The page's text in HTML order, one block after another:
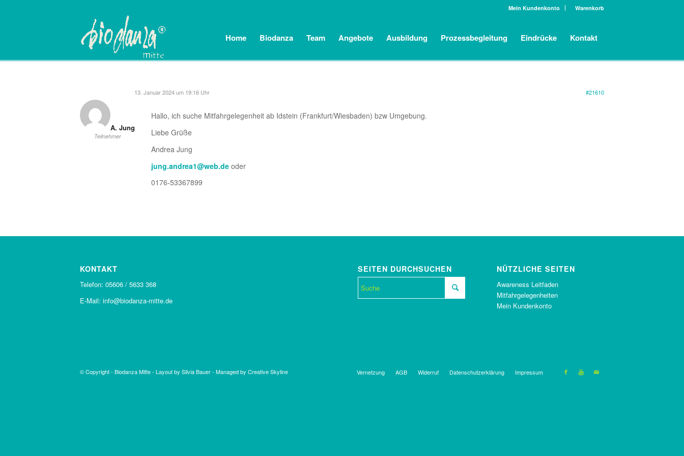
Mein Kundenkonto Warenkorb
Home Biodanza Team Angebote Ausbildung Prozessbegleitung Eindrücke Kontakt
13. Januar 2024 um 19:16 Uhr #21610
A. Jung
Teilnehmer
Hallo, ich suche Mitfahrgelegenheit ab Idstein (Frankfurt/Wiesbaden) bzw Umgebung.
Liebe Grüße
Andrea Jung
jung.andrea1@web.de oder
0176-53367899
KONTAKT
Telefon: 05606 / 5633 368
E-Mail: info@biodanza-mitte.de
SEITEN DURCHSUCHEN NÜTZLICHE SEITEN
Awareness Leitfaden
Mitfahrgelegenheiten
Mein Kundenkonto
© Copyright - Biodanza Mitte- Layout by Silvia Bauer- Managed by Creative Skyline Vernetzung AGB Widerruf Datenschutzerklärung Impressum